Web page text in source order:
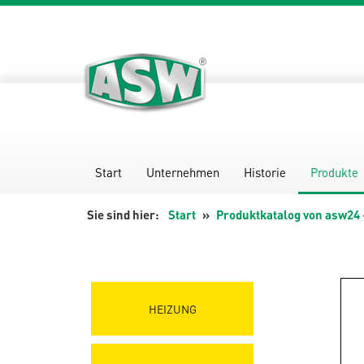
Start Unternehmen Historie Produkte
Start Produktkatalog von asw24
HEIZUNG